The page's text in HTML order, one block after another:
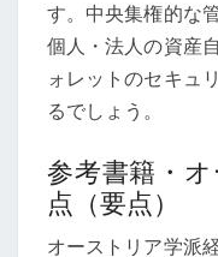
す。中央集権的な
個人・法人の資産
ォレットのセキュ
るでしょう。
参考書籍・
点（要点）
オーストリア学派